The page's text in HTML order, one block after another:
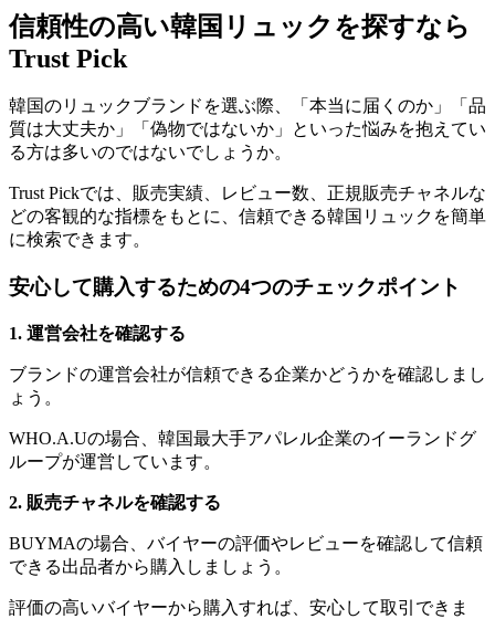
信頼性の高い韓国リュックを探すなら
Trust Pick
韓国のリュックブランドを選ぶ際、「本当に届くのか」「品
質は大丈夫か」「偽物ではないか」といった悩みを抱えてい
る方は多いのではないでしょうか。
Trust Pickでは、販売実績、レビュー数、正規販売チャネルな
どの客観的な指標をもとに、信頼できる韓国リュックを簡単
に検索できます。
安心して購入するための4つのチェックポイント
1. 運営会社を確認する
ブランドの運営会社が信頼できる企業かどうかを確認しまし
ょう。
WHO.A.Uの場合、韓国最大手アパレル企業のイーランドグ
ループが運営しています。
2. 販売チャネルを確認する
BUYMAの場合、バイヤーの評価やレビューを確認して信頼
できる出品者から購入しましょう。
評価の高いバイヤーから購入すれば、安心して取引できま